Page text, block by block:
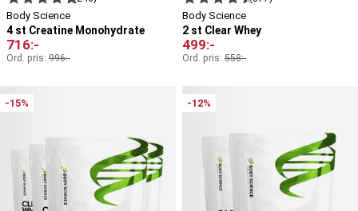
Body Science
4 st Creatine Monohydrate
716:-
Ord. pris: 996:-
Body Science
2 st Clear Whey
499:-
Ord. pris: 558:-
-15% -12%